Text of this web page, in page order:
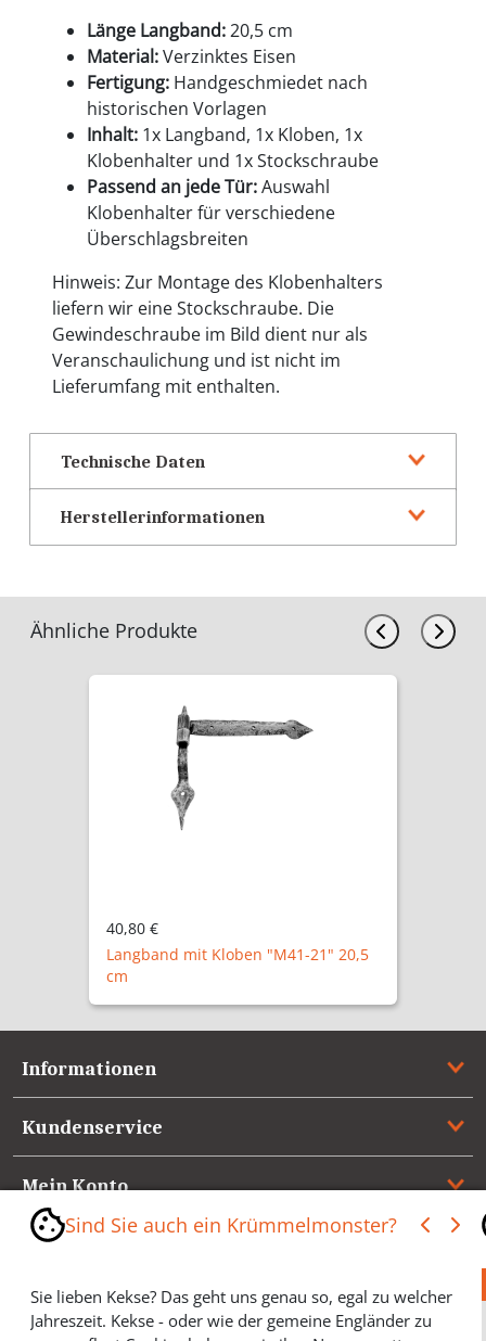
Länge Langband:20,5 cm
Material:Verzinktes Eisen
Fertigung: Handgeschmiedet nach
historischen Vorlagen
Inhalt: 1x Langband, 1x Kloben, 1x
Klobenhalter und 1x Stockschraube
Passend an jede Tür:Auswahl
Klobenhalter für verschiedene
Überschlagsbreiten
Hinweis: Zur Montage des Klobenhalters
liefern wir eine Stockschraube. Die
Gewindeschraube im Bild dient nur als
Veranschaulichung und ist nicht im
Lieferumfang mit enthalten.
Technische Daten
Herstellerinformationen
Ähnliche Produkte
40,80 €
Langband mit Kloben "M41-21" 20,5
cm
Informationen
Kundenservice
Mein Konto
Referenzen
Medienspiegel & Presseinformationen
Sind Sie auch ein Krümmelmonster?
Sie lieben Kekse? Das geht uns genau so, egal zu welcher
Jahreszeit. Kekse - oder wie der gemeine Engländer zu